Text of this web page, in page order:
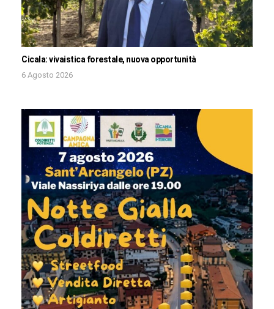
Cicala: vivaistica forestale, nuova opportunità
6 Agosto 2026